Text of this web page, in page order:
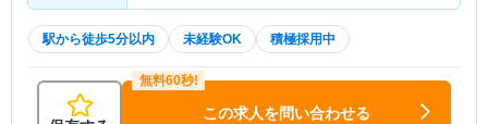
駅から徒歩5分以内 未経験OK 積極採用中
この求人を問い合わせる